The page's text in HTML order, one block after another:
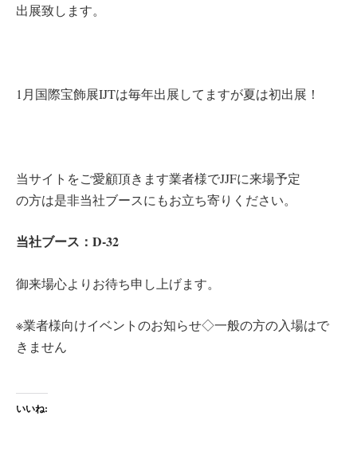
出展致します。
1月国際宝飾展IJTは毎年出展してますが夏は初出展！
当サイトをご愛顧頂きます業者様でJJFに来場予定
の方は是非当社ブースにもお立ち寄りください。
当社ブース：D-32
御来場心よりお待ち申し上げます。
※業者様向けイベントのお知らせ◇一般の方の入場はで
きません
いいね: